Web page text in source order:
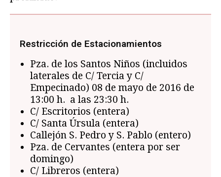
Restricción de Estacionamientos
Pza. de los Santos Niños (incluidos
laterales de C/ Tercia y C/
Empecinado) 08 de mayo de 2016 de
13:00 h. a las 23:30 h.
C/ Escritorios (entera)
C/ Santa Úrsula (entera)
Callejón S. Pedro y S. Pablo (entero)
Pza. de Cervantes (entera por ser
domingo)
C/ Libreros (entera)